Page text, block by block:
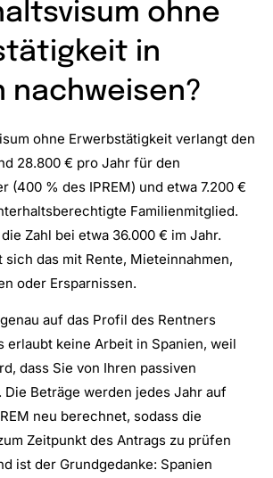
ohne
in
nachweisen?
ohne Erwerbstätigkeit verlangt den
28.800 € pro Jahr für den
(400 % des IPREM) und etwa 7.200 €
Familienmitglied.
Zahl bei etwa 36.000 € im Jahr.
sich das mit Rente, Mieteinnahmen,
oder Ersparnissen.
auf das Profil des Rentners
erlaubt keine Arbeit in Spanien, weil
dass Sie von Ihren passiven
Die Beträge werden jedes Jahr auf
neu berechnet, sodass die
Zeitpunkt des Antrags zu prüfen
ist der Grundgedanke: Spanien